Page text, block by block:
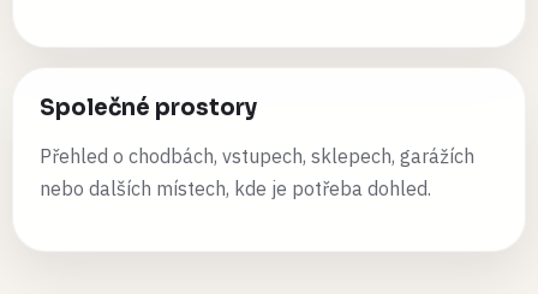
Společné prostory
Přehled o chodbách, vstupech, sklepech, garážích
nebo dalších místech, kde je potřeba dohled.